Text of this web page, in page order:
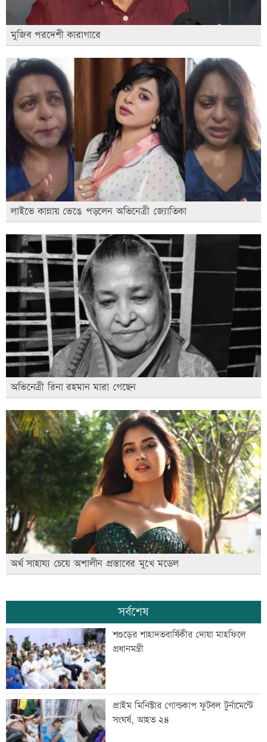
মুজিব পরদেশী কারাগারে
লাইভে কান্নায় ভেঙে পড়লেন অভিনেত্রী জ্যোতিকা
অভিনেত্রী রিনা রহমান মারা গেছেন
অর্থ সাহায্য চেয়ে অশালীন প্রস্তাবের মুখে মডেল
সর্বশেষ
শশুড়ের শাহাদতবার্ষিকীর দোয়া মাহফিলে
প্রধানমন্ত্রী
প্রাইম মিনিস্টার গোল্ডকাপ ফুটবল টুর্নামেন্টে
সংঘর্ষ, আহত ২৪